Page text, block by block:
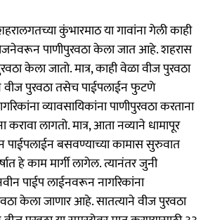
कुंभारमाठ या गावांना गेली काही
पाणीपुरवठा केला जात आहे. शहरास
केला जातो. मात्र, काही वेळा वीज पुरवठा
वीज पुरवठा तसेच पाईपलाईन फुटणे
व्यावसायिकांना पाणीपुरवठा करताना
लागतो. मात्र, आता नव्याने धामापूर
पाईपलाईन बसवण्याच्या कामास सुरुवात
हे काम मार्गी लागेल. त्यानंतर जुनी
पाईप लाईनवरून नागरिकांना
केला जाणार आहे. सातत्याने वीज पुरवठा